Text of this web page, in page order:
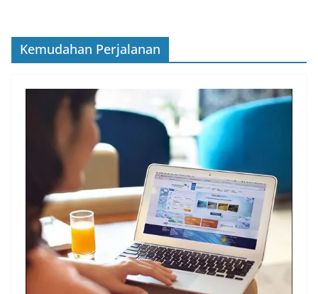
Kemudahan Perjalanan